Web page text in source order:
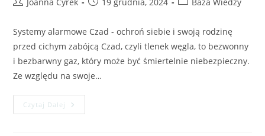
Systemy alarmowe Czad - ochroń siebie i swoją rodzinę
przed cichym zabójcą Czad, czyli tlenek węgla, to bezwonny
i bezbarwny gaz, który może być śmiertelnie niebezpieczny.
Ze względu na swoje…
Czytaj Dalej